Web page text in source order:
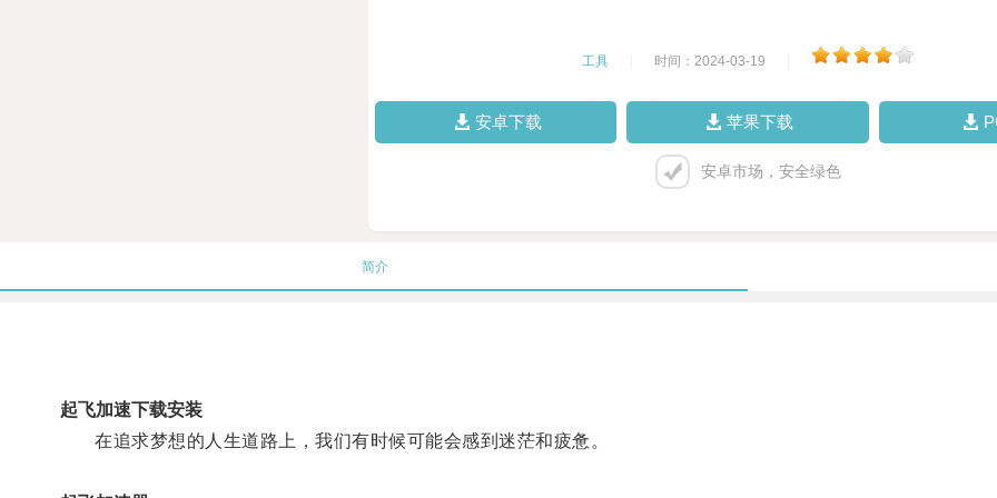
工具 时间：2024-03-19
安卓下载 苹果下载
安卓市场，安全绿色
简介
起飞加速下载安装
在追求梦想的人生道路上，我们有时候可能会感到迷茫和疲惫。